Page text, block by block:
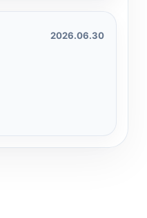
2026.06.30